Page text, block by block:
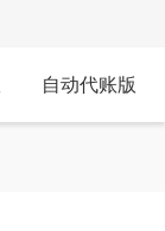
自动代账版